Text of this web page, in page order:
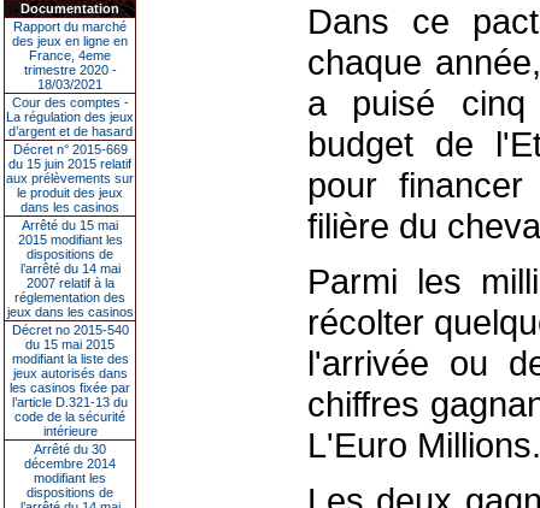
Documentation
Rapport du marché
des jeux en ligne en
France, 4eme
trimestre 2020 -
18/03/2021
Cour des comptes -
La régulation des jeux
d’argent et de hasard
Décret n° 2015-669
du 15 juin 2015 relatif
aux prélèvements sur
le produit des jeux
dans les casinos
Arrêté du 15 mai
2015 modifiant les
dispositions de
l’arrêté du 14 mai
2007 relatif à la
réglementation des
jeux dans les casinos
Décret no 2015-540
du 15 mai 2015
modifiant la liste des
jeux autorisés dans
les casinos fixée par
l’article D.321-13 du
code de la sécurité
intérieure
Arrêté du 30
décembre 2014
modifiant les
dispositions de
Dans ce
chaque
a puisé cinq
budget de
pour
filière du
Parmi les
récolter
l'arrivée ou
chiffres
L'Euro Millions.